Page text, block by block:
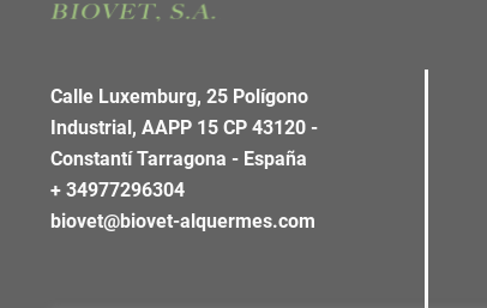
Calle Luxemburg, 25 Polígono
Industrial, AAPP 15 CP 43120 -
Constantí Tarragona - España
+ 34977296304
biovet@biovet-alquermes.com